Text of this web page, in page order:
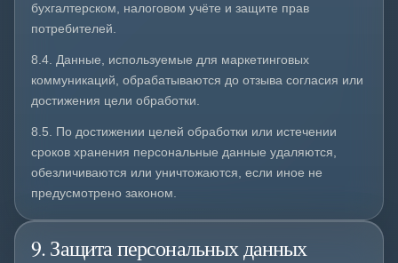
бухгалтерском, налоговом учёте и защите прав
потребителей.
8.4. Данные, используемые для маркетинговых
коммуникаций, обрабатываются до отзыва согласия или
достижения цели обработки.
8.5. По достижении целей обработки или истечении
сроков хранения персональные данные удаляются,
обезличиваются или уничтожаются, если иное не
предусмотрено законом.
9. Защита персональных данных